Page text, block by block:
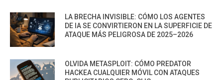
LA BRECHA INVISIBLE: CÓMO LOS AGENTES
DE IA SE CONVIRTIERON EN LA SUPERFICIE DE
ATAQUE MÁS PELIGROSA DE 2025–2026
OLVIDA METASPLOIT: CÓMO PREDATOR
HACKEA CUALQUIER MÓVIL CON ATAQUES